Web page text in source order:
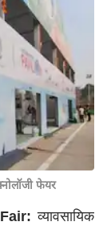
फेयर
व्यावसायिक